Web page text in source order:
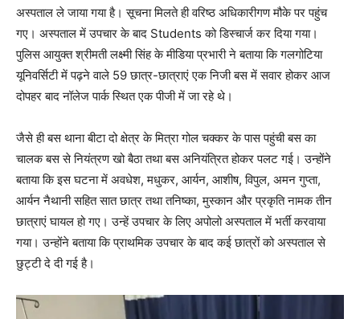
अस्पताल ले जाया गया है। सूचना मिलते ही वरिष्ठ अधिकारीगण मौके पर पहुंच
गए। अस्पताल में उपचार के बाद Students को डिस्चार्ज कर दिया गया।
पुलिस आयुक्त श्रीमती लक्ष्मी सिंह के मीडिया प्रभारी ने बताया कि गलगोटिया
यूनिवर्सिटी में पढ़ने वाले 59 छात्र-छात्राएं एक निजी बस में सवार होकर आज
दोपहर बाद नॉलेज पार्क स्थित एक पीजी में जा रहे थे।
जैसे ही बस थाना बीटा दो क्षेत्र के मित्रा गोल चक्कर के पास पहुंची बस का
चालक बस से नियंत्रण खो बैठा तथा बस अनियंत्रित होकर पलट गई। उन्होंने
बताया कि इस घटना में अवधेश, मधुकर, आर्यन, आशीष, विपुल, अमन गुप्ता,
आर्यन नैथानी सहित सात छात्र तथा तनिष्का, मुस्कान और प्रकृति नामक तीन
छात्राएं घायल हो गए। उन्हें उपचार के लिए अपोलो अस्पताल में भर्ती करवाया
गया। उन्होंने बताया कि प्राथमिक उपचार के बाद कई छात्रों को अस्पताल से
छुट्टी दे दी गई है।